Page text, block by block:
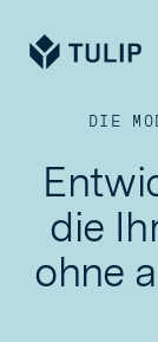
Tulip
DIE
die
ohne